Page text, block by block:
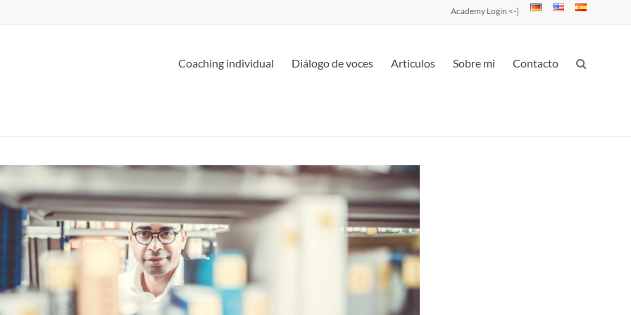
Academy Login <-]
Coaching individual Diálogo de voces Articulos Sobre mi Contacto